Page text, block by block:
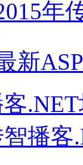
年
新
播客